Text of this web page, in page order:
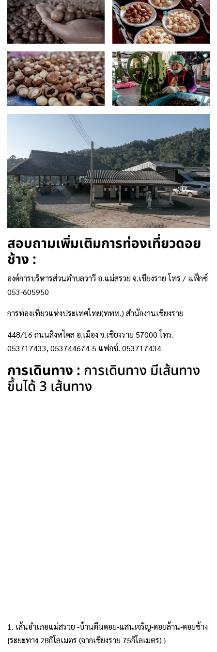
สอบถามเพิ่มเติมการท่องเที่ยวดอย
ช้าง :
องค์การบริหารส่วนตำบลวาวี อ.แม่สรวย จ.เชียงราย โทร / แฟ็กซ์
053-605950
การท่องเที่ยวแห่งประเทศไทย(ททท.) สำนักงานเชียงราย
448/16 ถนนสิงหไคล อ.เมือง จ.เชียงราย 57000 โทร.
053717433, 053744674-5 แฟกซ์. 053717434
การเดินทาง : การเดินทาง มีเส้นทาง
ขึ้นได้ 3 เส้นทาง
1. เส้นอำเภอแม่สรวย -บ้านตีนดอย-แสนเจริญ-ดอยล้าน-ดอยช้าง
{ระยะทาง 28กิโลเมตร (จากเชียงราย 75กิโลเมตร) }